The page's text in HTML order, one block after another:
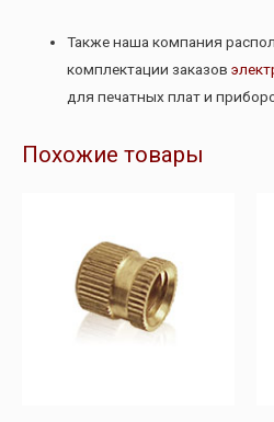
Также наша компания
комплектации заказов
для печатных плат и
Похожие товары